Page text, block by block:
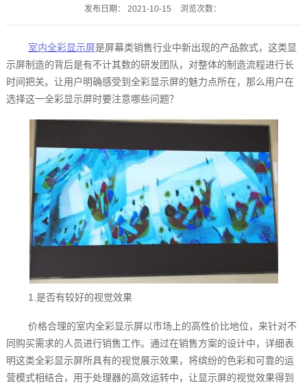
发布日期： 2021-10-15 浏览次数：
室内全彩显示屏是屏幕类销售行业中新出现的产品款式，这类显
示屏制造的背后是有不计其数的研发团队，对整体的制造流程进行长
时间把关。让用户明确感受到全彩显示屏的魅力点所在，那么用户在
选择这一全彩显示屏时要注意哪些问题？
1.是否有较好的视觉效果
价格合理的室内全彩显示屏‍以市场上的高性价比地位，来针对不
同购买需求的人员进行销售工作。通过在销售方案的设计中，详细表
明这类全彩显示屏所具有的视觉展示效果，将缤纷的色彩和可靠的运
营模式相结合，用于处理器的高效运转中，让显示屏的视觉效果得到